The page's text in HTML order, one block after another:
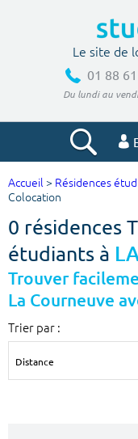
Le site de
01 88
Du lundi au
Ville, école
Budget min
Surface min
Accueil > Résidences
Colocation
0 résidences
étudiants à
Trouver
La Courneuve
Trier par :